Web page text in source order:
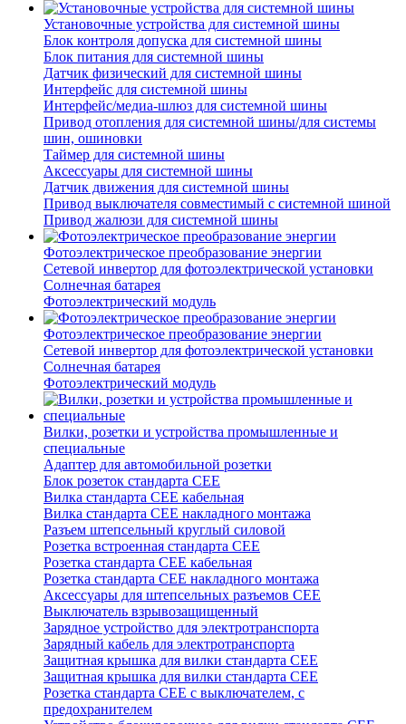
Установочные устройства для системной шины
Блок контроля допуска для системной шины
Блок питания для системной шины
Датчик физический для системной шины
Интерфейс для системной шины
Интерфейс/медиа-шлюз для системной шины
Привод отопления для системной шины/для системы
шин, ошиновки
Таймер для системной шины
Аксессуары для системной шины
Датчик движения для системной шины
Привод выключателя совместимый с системной шиной
Привод жалюзи для системной шины
Фотоэлектрическое преобразование энергии
Сетевой инвертор для фотоэлектрической установки
Солнечная батарея
Фотоэлектрический модуль
Фотоэлектрическое преобразование энергии
Сетевой инвертор для фотоэлектрической установки
Солнечная батарея
Фотоэлектрический модуль
Вилки, розетки и устройства промышленные и
специальные
Адаптер для автомобильной розетки
Блок розеток стандарта CEE
Вилка стандарта CEE кабельная
Вилка стандарта CEE накладного монтажа
Разъем штепсельный круглый силовой
Розетка встроенная стандарта CEE
Розетка стандарта СЕЕ кабельная
Розетка стандарта СЕЕ накладного монтажа
Аксессуары для штепсельных разъемов CEE
Выключатель взрывозащищенный
Зарядное устройство для электротранспорта
Зарядный кабель для электротранспорта
Защитная крышка для вилки стандарта CEE
Защитная крышка для вилки стандарта CEE
Розетка стандарта СЕЕ с выключателем, с
предохранителем